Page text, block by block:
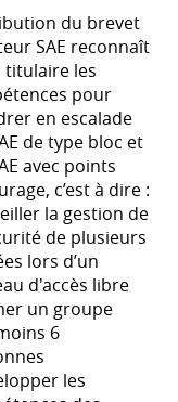
du brevet
SAE reconnaît
titulaire les
pour
en escalade
de type bloc et
avec points
c’est à dire :
la gestion de
de plusieurs
lors d’un
d'accès libre
un groupe
6
les